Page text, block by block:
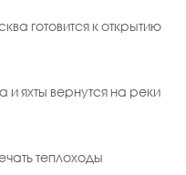
готовится к открытию
и яхты вернутся на реки
теплоходы